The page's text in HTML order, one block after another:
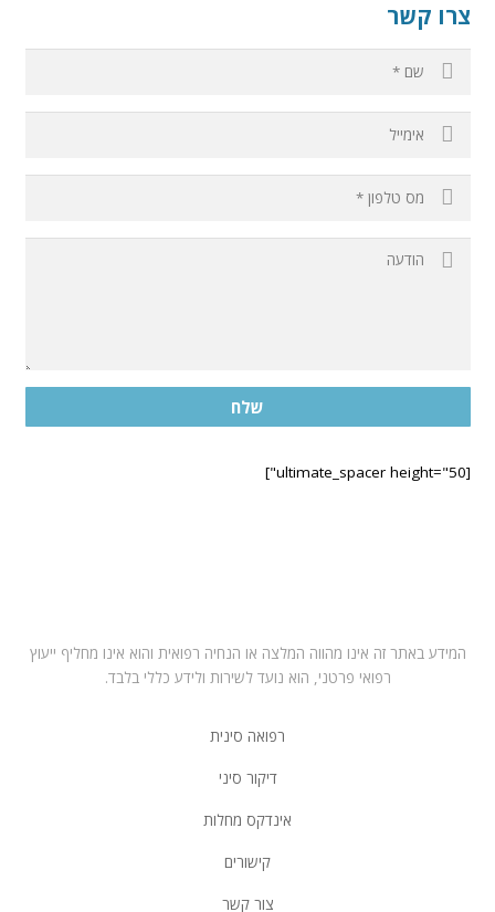
צרו קשר
שלח
[ultimate_spacer height="50"]
המידע באתר זה אינו מהווה המלצה או הנחיה רפואית והוא אינו מחליף ייעוץ
רפואי פרטני, הוא נועד לשירות ולידע כללי בלבד.
רפואה סינית
דיקור סיני
אינדקס מחלות
קישורים
צור קשר